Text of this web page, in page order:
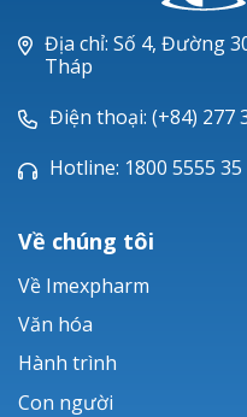
Địa chỉ: Số 4, Đường
Tháp
Điện thoại: (+84) 277
Hotline: 1800 5555 35
Về chúng tôi
Về Imexpharm
Văn hóa
Hành trình
Con người